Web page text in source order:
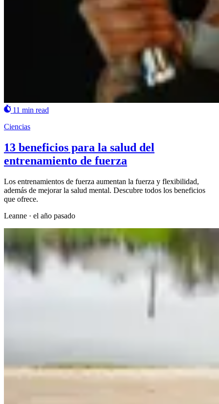
11 min read
Ciencias
13 beneficios para la salud del
entrenamiento de fuerza
Los entrenamientos de fuerza aumentan la fuerza y flexibilidad,
además de mejorar la salud mental. Descubre todos los beneficios
que ofrece.
Leanne · el año pasado